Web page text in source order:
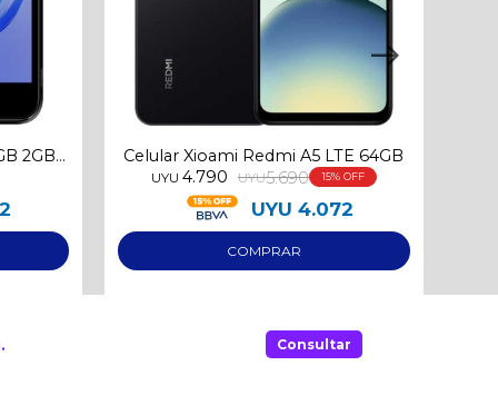
2GB
Celular Xioami Redmi A5 LTE 64GB
UYU 4.790 UYU5.690 15
UYU 4.072
Consultar